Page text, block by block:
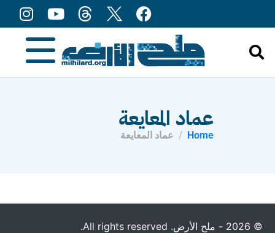
عماد المعايعة
Home عماد المعايعة
© 2026 - ملح الأرض. All rights reserved.